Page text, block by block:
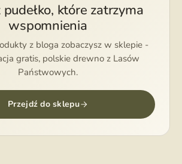
które zatrzyma
wspomnienia
z bloga zobaczysz w sklepie -
gratis, polskie drewno z Lasów
Państwowych.
Przejdź do sklepu